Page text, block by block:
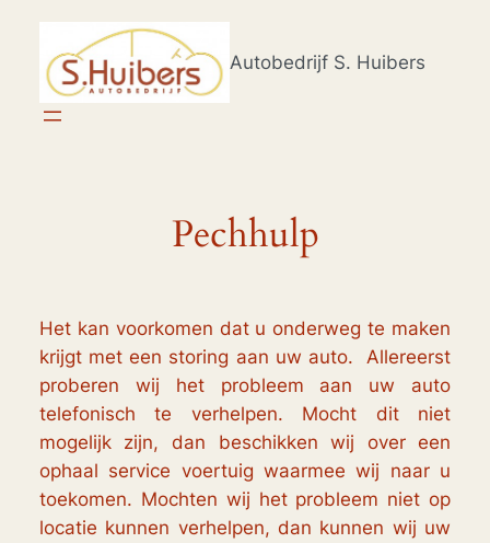
inhoud
Autobedrijf S. Huibers
Pechhulp
Het kan voorkomen dat u onderweg te maken
krijgt met een storing aan uw auto. Allereerst
proberen wij het probleem aan uw auto
telefonisch te verhelpen. Mocht dit niet
mogelijk zijn, dan beschikken wij over een
ophaal service voertuig waarmee wij naar u
toekomen. Mochten wij het probleem niet op
locatie kunnen verhelpen, dan kunnen wij uw